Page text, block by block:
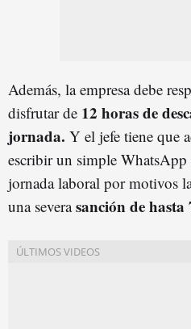
Además, la empresa debe
disfrutar de 12 horas de
jornada. Y el jefe tiene que
escribir un simple
jornada laboral por motivos
una severasanción de hasta